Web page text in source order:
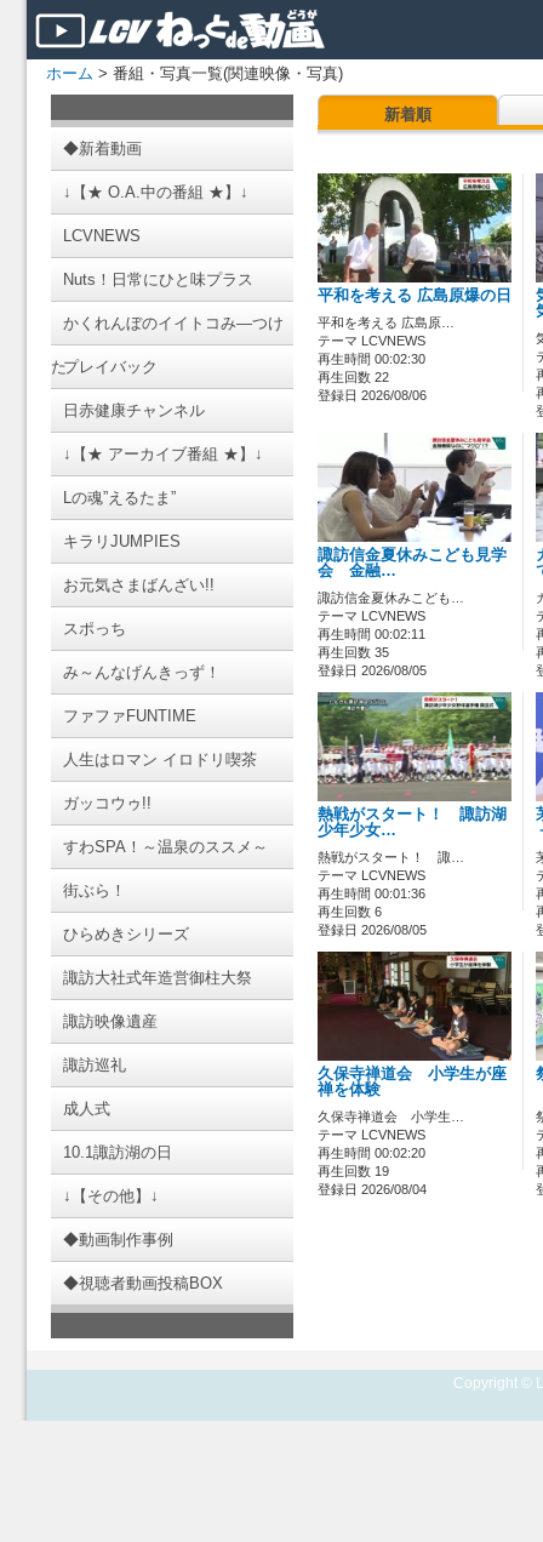
ホーム > 番組・写真一覧(関連映像・写真)
◆新着動画
↓【★ O.A.中の番組 ★】↓
LCVNEWS
Nuts！日常にひと味プラス
かくれんぼのイイトコみ―つけ
たプレイバック
日赤健康チャンネル
↓【★ アーカイブ番組 ★】↓
Lの魂”えるたま”
キラリJUMPIES
お元気さまばんざい!!
スポっち
み～んなげんきっず！
ファファFUNTIME
人生はロマン イロドリ喫茶
ガッコウゥ!!
すわSPA！～温泉のススメ～
街ぶら！
ひらめきシリーズ
諏訪大社式年造営御柱大祭
諏訪映像遺産
諏訪巡礼
成人式
10.1諏訪湖の日
↓【その他】↓
◆動画制作事例
◆視聴者動画投稿BOX
新着順
平和を考える 広島原爆の日
平和を考える 広島原…
テーマ LCVNEWS
再生時間 00:02:30
再生回数 22
登録日 2026/08/06
諏訪信金夏休みこども見学
会 金融…
諏訪信金夏休みこども…
テーマ LCVNEWS
再生時間 00:02:11
再生回数 35
登録日 2026/08/05
熱戦がスタート！ 諏訪湖
少年少女…
熱戦がスタート！ 諏…
テーマ LCVNEWS
再生時間 00:01:36
再生回数 6
登録日 2026/08/05
久保寺禅道会 小学生が座
禅を体験
久保寺禅道会 小学生…
テーマ LCVNEWS
再生時間 00:02:20
再生回数 19
登録日 2026/08/04
Copyright ©